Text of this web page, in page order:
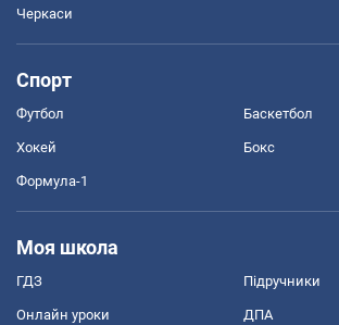
Черкаси
Спорт
Футбол Баскетбол
Хокей Бокс
Формула-1
Моя школа
ГДЗ Підручники
Онлайн уроки ДПА